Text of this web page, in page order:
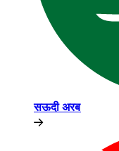
सऊदी अरब​​